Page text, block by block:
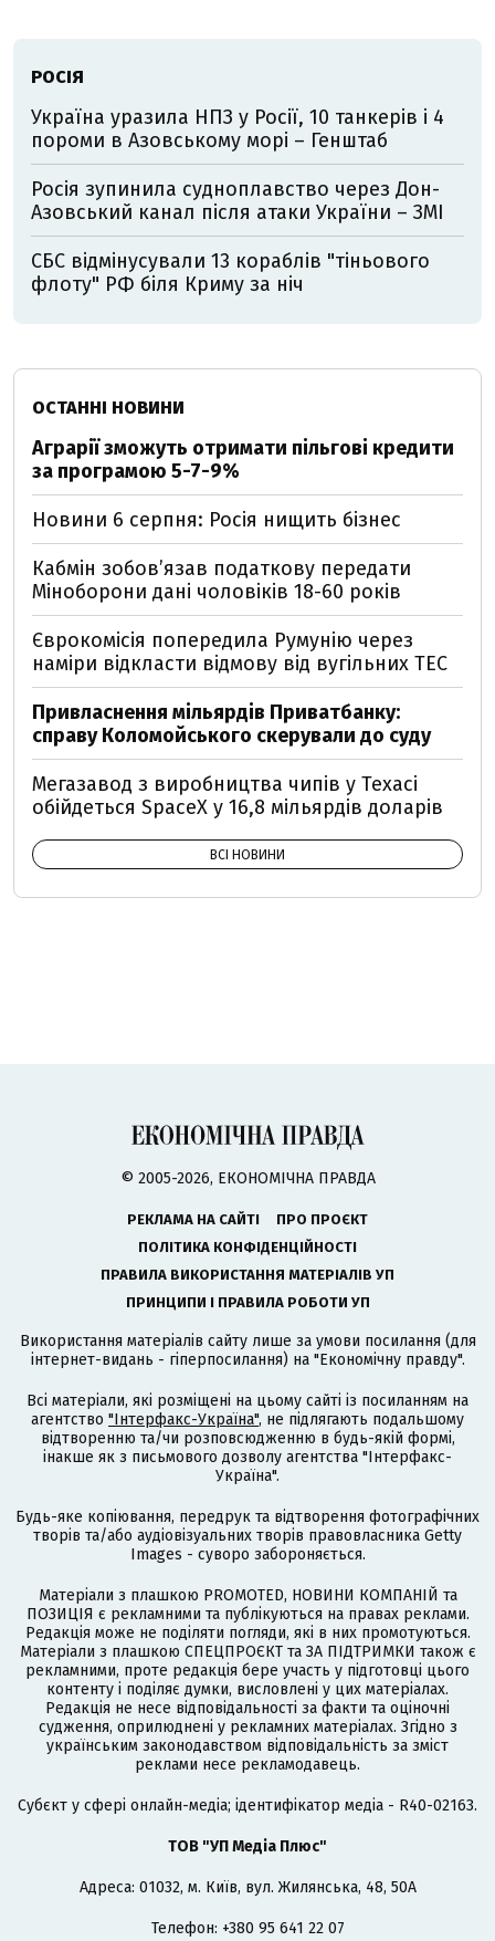
РОСІЯ
Україна уразила НПЗ у Росії, 10 танкерів і 4
пороми в Азовському морі – Генштаб
Росія зупинила судноплавство через Дон-
Азовський канал після атаки України – ЗМІ
СБС відмінусували 13 кораблів "тіньового
флоту" РФ біля Криму за ніч
ОСТАННІ НОВИНИ
Аграрії зможуть отримати пільгові кредити
за програмою 5-7-9%
Новини 6 серпня: Росія нищить бізнес
Кабмін зобовʼязав податкову передати
Міноборони дані чоловіків 18-60 років
Єврокомісія попередила Румунію через
наміри відкласти відмову від вугільних ТЕС
Привласнення мільярдів Приватбанку:
справу Коломойського скерували до суду
Мегазавод з виробництва чипів у Техасі
обійдеться SpaceX у 16,8 мільярдів доларів
ВСІ НОВИНИ
© 2005-2026, ЕКОНОМІЧНА ПРАВДА
РЕКЛАМА НА САЙТІ
ПРО ПРОЄКТ
ПОЛІТИКА КОНФІДЕНЦІЙНОСТІ
ПРАВИЛА ВИКОРИСТАННЯ МАТЕРІАЛІВ УП
ПРИНЦИПИ І ПРАВИЛА РОБОТИ УП
Використання матеріалів сайту лише за умови посилання (для
інтернет-видань - гіперпосилання) на "Економічну правду".
Всі матеріали, які розміщені на цьому сайті із посиланням на
агентство "Інтерфакс-Україна", не підлягають подальшому
відтворенню та/чи розповсюдженню в будь-якій формі,
інакше як з письмового дозволу агентства "Інтерфакс-
Україна".
Будь-яке копіювання, передрук та відтворення фотографічних
творів та/або аудіовізуальних творів правовласника Getty
Images - суворо забороняється.
Матеріали з плашкою PROMOTED, НОВИНИ КОМПАНІЙ та
ПОЗИЦІЯ є рекламними та публікуються на правах реклами.
Редакція може не поділяти погляди, які в них промотуються.
Матеріали з плашкою СПЕЦПРОЄКТ та ЗА ПІДТРИМКИ також є
рекламними, проте редакція бере участь у підготовці цього
контенту і поділяє думки, висловлені у цих матеріалах.
Редакція не несе відповідальності за факти та оціночні
судження, оприлюднені у рекламних матеріалах. Згідно з
українським законодавством відповідальність за зміст
реклами несе рекламодавець.
Cубєкт у сфері онлайн-медіа; ідентифікатор медіа - R40-02163.
ТОВ "УП Медіа Плюс"
Адреса: 01032, м. Київ, вул. Жилянська, 48, 50А
Телефон: +380 95 641 22 07